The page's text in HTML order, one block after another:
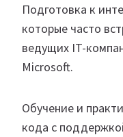
Подготовка к
которые часто
ведущих IT-
Microsoft.
Обучение и
кода с